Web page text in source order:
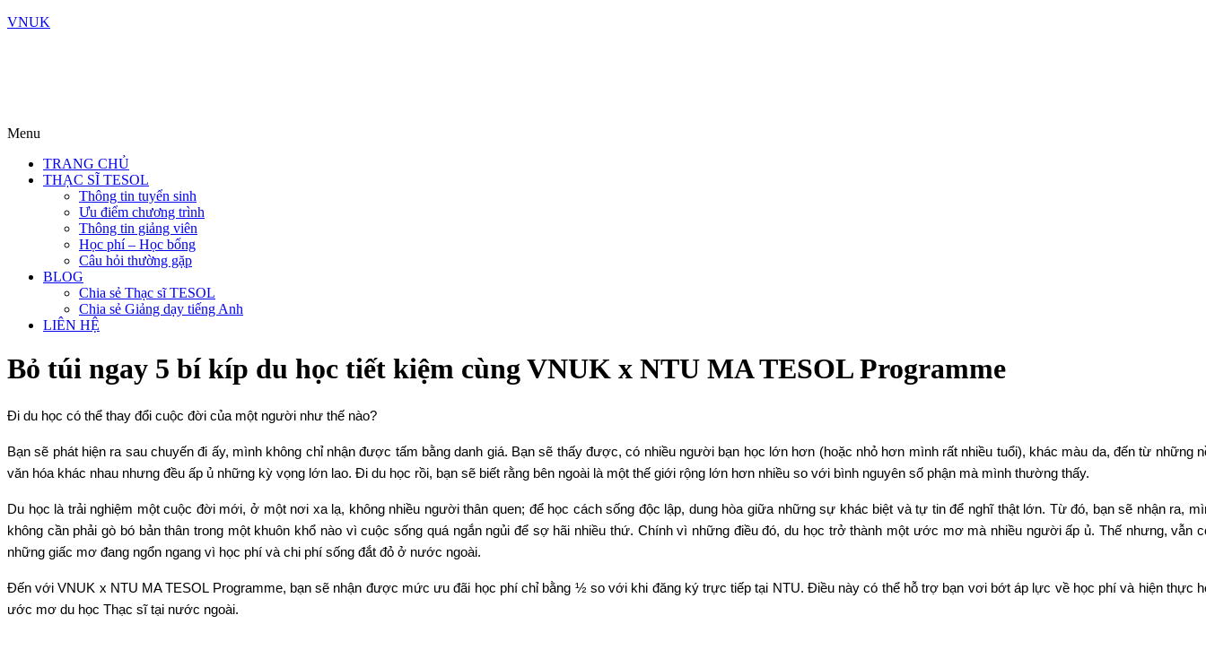
VNUK
Menu
TRANG CHỦ
THẠC SĨ TESOL
Thông tin tuyển sinh
Ưu điểm chương trình
Thông tin giảng viên
Học phí – Học bổng
Câu hỏi thường gặp
BLOG
Chia sẻ Thạc sĩ TESOL
Chia sẻ Giảng dạy tiếng Anh
LIÊN HỆ
Bỏ túi ngay 5 bí kíp du học tiết kiệm cùng VNUK x NTU MA TESOL Programme
Đi du học có thể thay đổi cuộc đời của một người như thế nào?
Bạn sẽ phát hiện ra sau chuyến đi ấy, mình không chỉ nhận được tấm bằng danh giá. Bạn sẽ thấy được, có nhiều người bạn học lớn hơn (hoặc nhỏ hơn mình rất nhiều tuổi), khác màu da, đến từ những
văn hóa khác nhau nhưng đều ấp ủ những kỳ vọng lớn lao. Đi du học rồi, bạn sẽ biết rằng bên ngoài là một thế giới rộng lớn hơn nhiều so với bình nguyên số phận mà mình thường thấy.
Du học là trải nghiệm một cuộc đời mới, ở một nơi xa lạ, không nhiều người thân quen; để học cách sống độc lập, dung hòa giữa những sự khác biệt và tự tin để nghĩ thật lớn. Từ đó, bạn sẽ nhận ra,
không cần phải gò bó bản thân trong một khuôn khổ nào vì cuộc sống quá ngắn ngủi để sợ hãi nhiều thứ. Chính vì những điều đó, du học trở thành một ước mơ mà nhiều người ấp ủ. Thế nhưng, vẫn
những giấc mơ đang ngổn ngang vì học phí và chi phí sống đắt đỏ ở nước ngoài.
Đến với VNUK x NTU MA TESOL Programme, bạn sẽ nhận được mức ưu đãi học phí chỉ bằng ½ so với khi đăng ký trực tiếp tại NTU. Điều này có thể hỗ trợ bạn vơi bớt áp lực về học phí và hiện thực
ước mơ du học Thạc sĩ tại nước ngoài.